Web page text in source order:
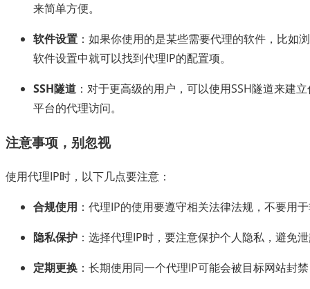
来简单方便。
软件设置 ：如果你使用的是某些需要代理的软件，比如
软件设置中就可以找到代理IP的配置项。
SSH隧道 ：对于更高级的用户，可以使用SSH隧道来建
平台的代理访问。
注意事项，别忽视
使用代理IP时，以下几点要注意：
合规使用 ：代理IP的使用要遵守相关法律法规，不要用
隐私保护 ：选择代理IP时，要注意保护个人隐私，避免
定期更换 ：长期使用同一个代理IP可能会被目标网站封